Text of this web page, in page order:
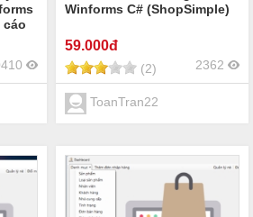
cáo
Winforms C# (ShopSimple)
59.000đ
(2) 2362
ToanTran22